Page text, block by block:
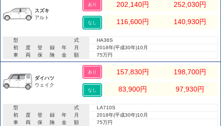
スズキ
アルト
あり 202,140円 252,030円
なし 116,600円 140,930円
型式
HA36S
初度登録年月
2018年(平成30年)10月
車両保険金額
75万円
ダイハツ
ウェイク
あり 157,830円 198,700円
なし 83,900円 97,930円
型式
LA710S
初度登録年月
2018年(平成30年)10月
車両保険金額
75万円